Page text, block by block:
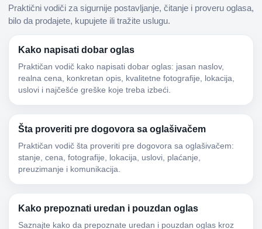
Praktični vodiči za sigurnije postavljanje, čitanje i proveru oglasa,
bilo da prodajete, kupujete ili tražite uslugu.
Kako napisati dobar oglas
Praktičan vodič kako napisati dobar oglas: jasan naslov,
realna cena, konkretan opis, kvalitetne fotografije, lokacija,
uslovi i najčešće greške koje treba izbeći.
Šta proveriti pre dogovora sa oglašivačem
Praktičan vodič šta proveriti pre dogovora sa oglašivačem:
stanje, cena, fotografije, lokacija, uslovi, plaćanje,
preuzimanje i komunikacija.
Kako prepoznati uredan i pouzdan oglas
Saznajte kako da prepoznate uredan i pouzdan oglas kroz